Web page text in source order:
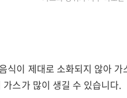
식이 제대로 소화되지 않아
스가 많이 생길 수 있습니다.